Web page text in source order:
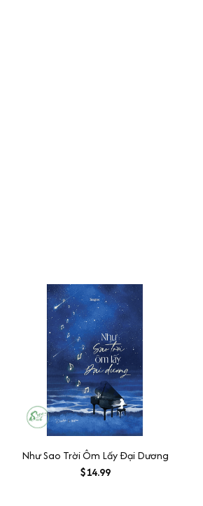
Như Sao Trời Ôm Lấy Đại Dương
$14.99